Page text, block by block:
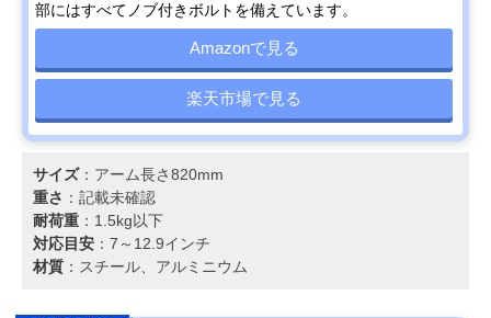
部にはすべてノブ付きボルトを備えています。
Amazonで見る
楽天市場で見る
サイズ：アーム長さ820mm
重さ ：記載未確認
耐荷重 ：1.5kg以下
対応目安 ：7～12.9インチ
材質 ：スチール、アルミニウム